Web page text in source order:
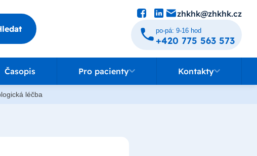
zhkhk@zhkhk.cz
po-pá: 9-16 hod
+420 775 563 573
Časopis Pro pacienty Kontakty
léčba